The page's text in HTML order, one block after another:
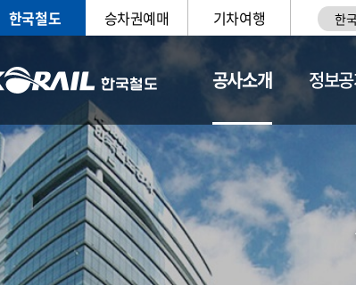
한국철도 승차권예매 기차여행 한
공사소개
CEO 일반현황
정보